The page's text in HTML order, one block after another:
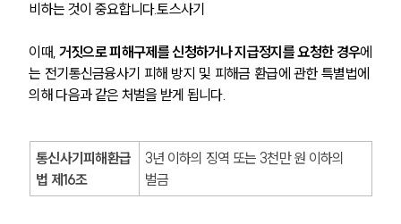
비하는 것이 중요합니다.토스사기
이때, 거짓으로 피해구제를 신청하거나 지급정지를 요청한 경우에
는 전기통신금융사기 피해 방지 및 피해금 환급에 관한 특별법에
의해 다음과 같은 처벌을 받게 됩니다.
통신사기피해환급
법 제16조
3년 이하의 징역 또는 3천만 원 이하의
벌금